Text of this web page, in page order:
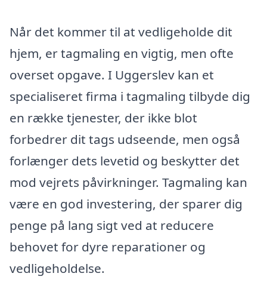
Når det kommer til at vedligeholde dit
hjem, er tagmaling en vigtig, men ofte
overset opgave. I Uggerslev kan et
specialiseret firma i tagmaling tilbyde dig
en række tjenester, der ikke blot
forbedrer dit tags udseende, men også
forlænger dets levetid og beskytter det
mod vejrets påvirkninger. Tagmaling kan
være en god investering, der sparer dig
penge på lang sigt ved at reducere
behovet for dyre reparationer og
vedligeholdelse.